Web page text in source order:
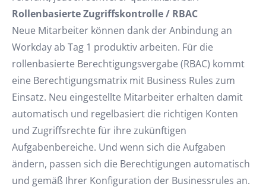
Rollenbasierte Zugriffskontrolle / RBAC
Neue Mitarbeiter können dank der Anbindung an
Workday ab Tag 1 produktiv arbeiten. Für die
rollenbasierte Berechtigungsvergabe (RBAC) kommt
eine Berechtigungsmatrix mit Business Rules zum
Einsatz. Neu eingestellte Mitarbeiter erhalten damit
automatisch und regelbasiert die richtigen Konten
und Zugriffsrechte für ihre zukünftigen
Aufgabenbereiche. Und wenn sich die Aufgaben
ändern, passen sich die Berechtigungen automatisch
und gemäß Ihrer Konfiguration der Businessrules an.